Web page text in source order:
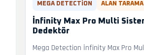
MEGA DETECTION ALAN TARAMA
İnfinity Max Pro Multi
Dedektör
Mega Detection İnfinity Max Pro